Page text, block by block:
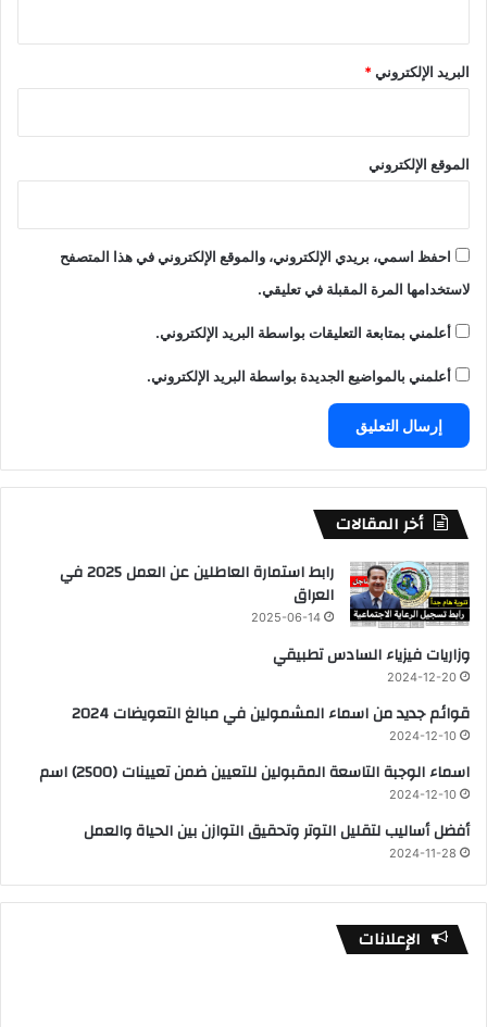
البريد الإلكتروني*
الموقع الإلكتروني
احفظ اسمي، بريدي الإلكتروني، والموقع الإلكتروني في هذا المتصفح
لاستخدامها المرة المقبلة في تعليقي.
أعلمني بمتابعة التعليقات بواسطة البريد الإلكتروني.
أعلمني بالمواضيع الجديدة بواسطة البريد الإلكتروني.
أخر المقالات
رابط استمارة العاطلين عن العمل 2025 في
العراق
2025-06-14
وزاريات فيزياء السادس تطبيقي
2024-12-20
قوائم جديد من اسماء المشمولين في مبالغ التعويضات 2024
2024-12-10
اسماء الوجبة التاسعة المقبولين للتعيين ضمن تعيينات (2500) اسم
2024-12-10
أفضل أساليب لتقليل التوتر وتحقيق التوازن بين الحياة والعمل
2024-11-28
الإعلانات